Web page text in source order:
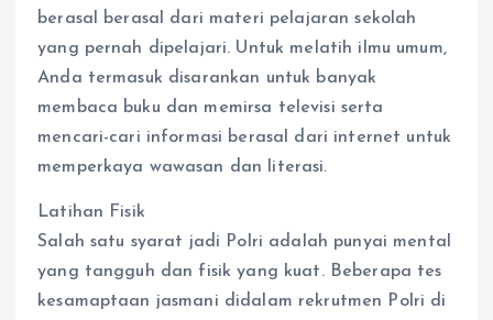
berasal berasal dari materi pelajaran sekolah
yang pernah dipelajari. Untuk melatih ilmu umum,
Anda termasuk disarankan untuk banyak
membaca buku dan memirsa televisi serta
mencari-cari informasi berasal dari internet untuk
memperkaya wawasan dan literasi.
Latihan Fisik
Salah satu syarat jadi Polri adalah punyai mental
yang tangguh dan fisik yang kuat. Beberapa tes
kesamaptaan jasmani didalam rekrutmen Polri di